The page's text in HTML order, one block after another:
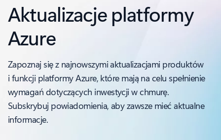
Aktualizacje platformy
Azure
Zapoznaj się z najnowszymi aktualizacjami produktów
i funkcji platformy Azure, które mają na celu spełnienie
wymagań dotyczących inwestycji w chmurę.
Subskrybuj powiadomienia, aby zawsze mieć aktualne
informacje.